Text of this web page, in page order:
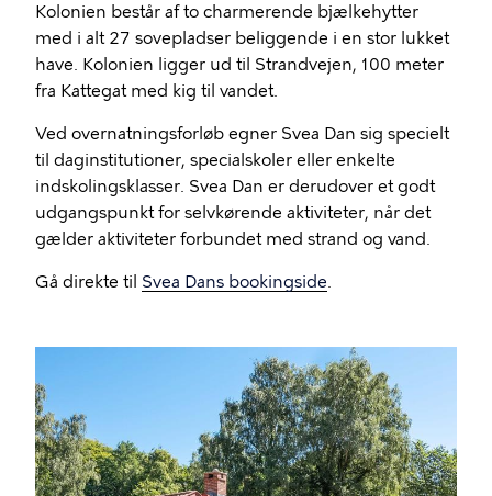
Kolonien består af to charmerende bjælkehytter
med i alt 27 sovepladser beliggende i en stor lukket
have. Kolonien ligger ud til Strandvejen, 100 meter
fra Kattegat med kig til vandet.
Ved overnatningsforløb egner Svea Dan sig specielt
til daginstitutioner, specialskoler eller enkelte
indskolingsklasser. Svea Dan er derudover et godt
udgangspunkt for selvkørende aktiviteter, når det
gælder aktiviteter forbundet med strand og vand.
Gå direkte til Svea Dans bookingside.